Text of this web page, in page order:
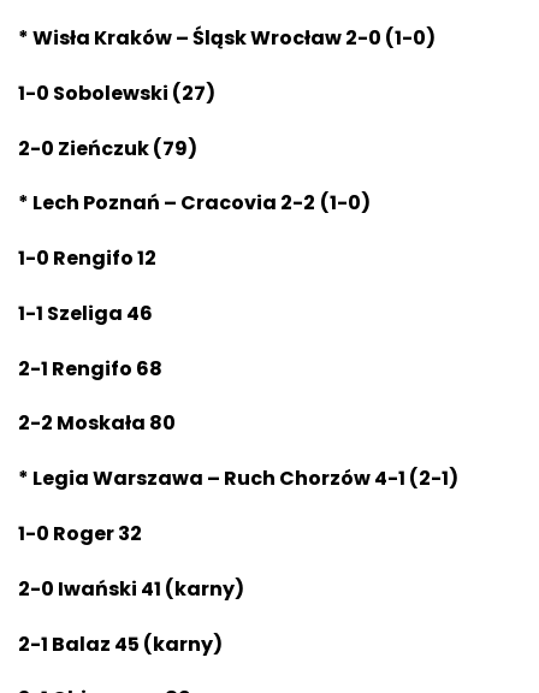
* Wisła Kraków – Śląsk Wrocław 2-0 (1-0)
1-0 Sobolewski (27)
2-0 Zieńczuk (79)
* Lech Poznań – Cracovia 2-2 (1-0)
1-0 Rengifo 12
1-1 Szeliga 46
2-1 Rengifo 68
2-2 Moskała 80
* Legia Warszawa – Ruch Chorzów 4-1 (2-1)
1-0 Roger 32
2-0 Iwański 41 (karny)
2-1 Balaz 45 (karny)